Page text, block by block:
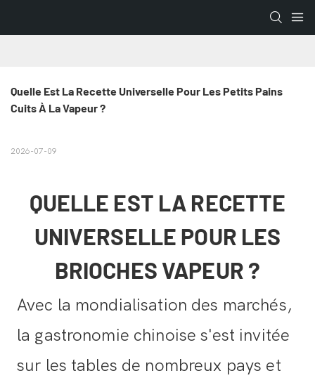
Quelle Est La Recette Universelle Pour Les Petits Pains
Cuits À La Vapeur ?
2026-07-09
QUELLE EST LA RECETTE
UNIVERSELLE POUR LES
BRIOCHES VAPEUR ?
Avec la mondialisation des marchés,
la gastronomie chinoise s'est invitée
sur les tables de nombreux pays et